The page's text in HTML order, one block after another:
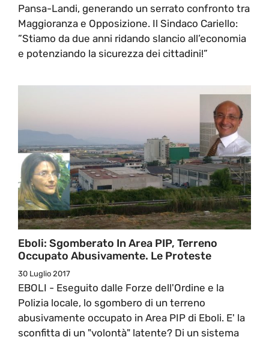
Pansa-Landi, generando un serrato confronto tra
Maggioranza e Opposizione. Il Sindaco Cariello:
”Stiamo da due anni ridando slancio all’economia
e potenziando la sicurezza dei cittadini!”
Eboli: Sgomberato In Area PIP, Terreno
Occupato Abusivamente. Le Proteste
30 Luglio 2017
EBOLI - Eseguito dalle Forze dell'Ordine e la
Polizia locale, lo sgombero di un terreno
abusivamente occupato in Area PIP di Eboli. E' la
sconfitta di un "volontà" latente? Di un sistema